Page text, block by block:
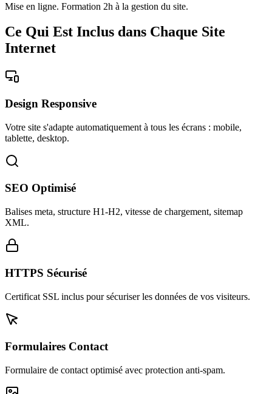
Mise en ligne. Formation 2h à la gestion du site.
Ce Qui Est Inclus dans Chaque Site
Internet
Design Responsive
Votre site s'adapte automatiquement à tous les écrans : mobile,
tablette, desktop.
SEO Optimisé
Balises meta, structure H1-H2, vitesse de chargement, sitemap
XML.
HTTPS Sécurisé
Certificat SSL inclus pour sécuriser les données de vos visiteurs.
Formulaires Contact
Formulaire de contact optimisé avec protection anti-spam.